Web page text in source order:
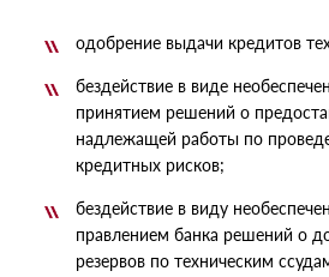
одобрение выдачи кредитов
бездействие в виде
принятием решений о
надлежащей работы по
кредитных рисков;
бездействие в виду
правлением банка решений о
резервов по техническим